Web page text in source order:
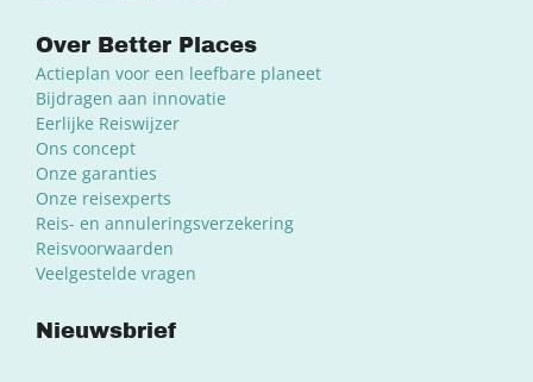
Over Better Places
Actieplan voor een leefbare planeet
Bijdragen aan innovatie
Eerlijke Reiswijzer
Ons concept
Onze garanties
Onze reisexperts
Reis- en annuleringsverzekering
Reisvoorwaarden
Veelgestelde vragen
Nieuwsbrief